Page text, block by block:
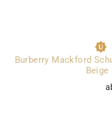
Burberry Mackford
Beige